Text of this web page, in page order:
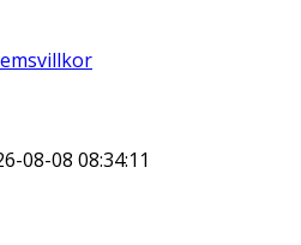
08-08 08:34:11